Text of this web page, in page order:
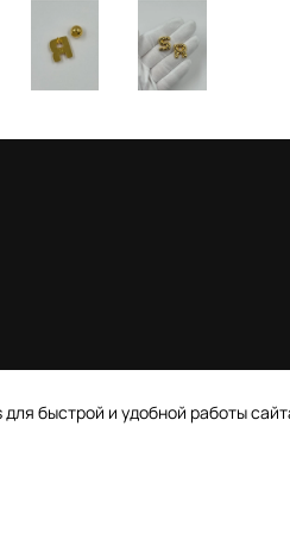
быстрой и удобной работы